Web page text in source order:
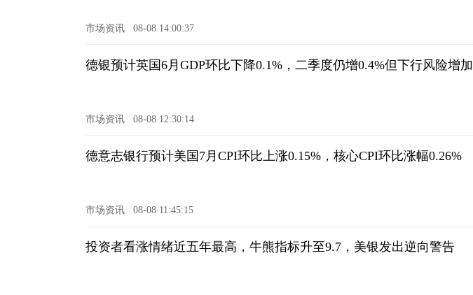
市场资讯 08-08 14:00:37
德银预计英国6月GDP环比下降0.1%，二季度仍增0.4%但下行风险增加
市场资讯 08-08 12:30:14
德意志银行预计美国7月CPI环比上涨0.15%，核心CPI环比涨幅0.26%
市场资讯 08-08 11:45:15
投资者看涨情绪近五年最高，牛熊指标升至9.7，美银发出逆向警告